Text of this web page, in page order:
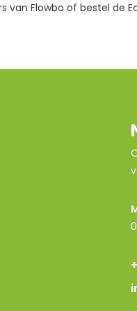
van Flowbo of bestel de